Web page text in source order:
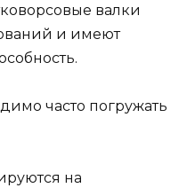
валки
и имеют
часто погружать
на